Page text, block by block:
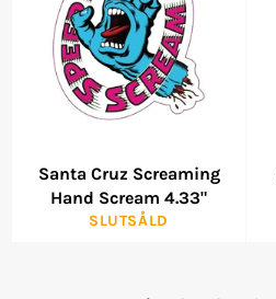
Santa Cruz Screaming
Hand Scream 4.33"
SLUTSÅLD